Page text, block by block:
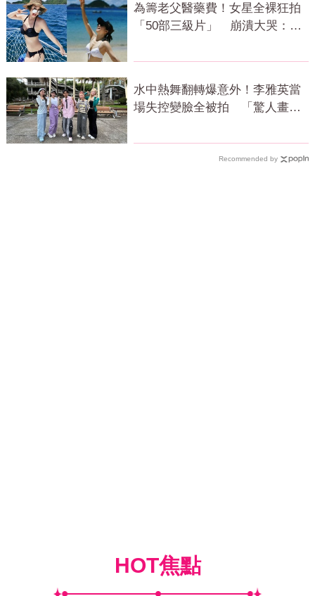
為籌老父醫藥費！女星全裸狂拍
「50部三級片」 崩潰大哭：沒
水中熱舞翻轉爆意外！李雅英當
場失控變臉全被拍 「驚人畫
Recommended by
HOT焦點